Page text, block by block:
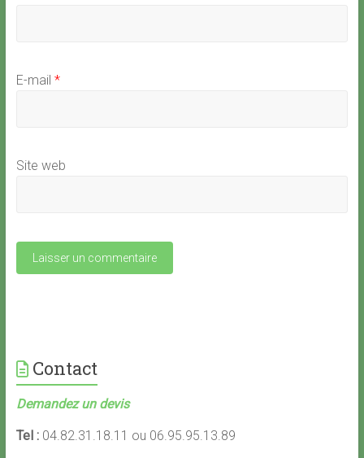
E-mail *
Site web
Contact
Demandez un devis
Tel :04.82.31.18.11 ou 06.95.95.13.89